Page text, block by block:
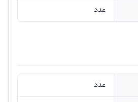
عدد
عدد